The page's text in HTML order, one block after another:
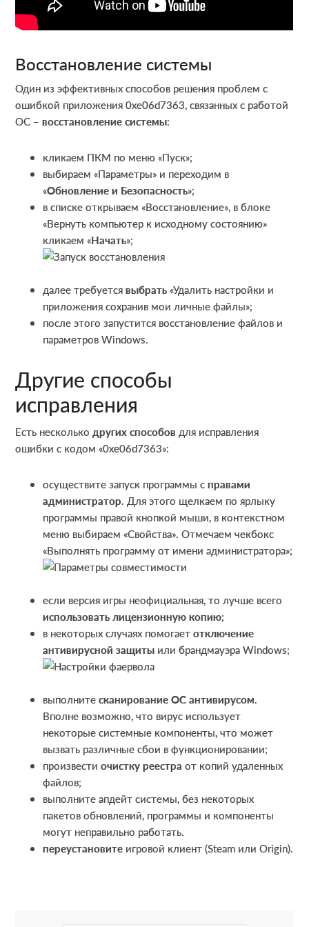
Восстановление системы
Один из эффективных способов решения проблем с
ошибкой приложения 0xe06d7363, связанных с работой
ОС –восстановление системы:
кликаем ПКМ по меню «Пуск»;
выбираем «Параметры» и переходим в
«Обновление и Безопасность»;
в списке открываем «Восстановление», в блоке
«Вернуть компьютер к исходному состоянию»
кликаем «Начать»;
далее требуетсявыбрать«Удалить настройки и
приложения сохранив мои личные файлы»;
после этого запустится восстановление файлов и
параметров Windows.
Другие способы
исправления
Есть несколькодругих способов для исправления
ошибки с кодом «0xe06d7363»:
осуществите запуск программы справами
администратор. Для этого щелкаем по ярлыку
программы правой кнопкой мыши, в контекстном
меню выбираем «Свойства». Отмечаем чекбокс
«Выполнять программу от имени администратора»;
если версия игры неофициальная, то лучше всего
использовать лицензионную копию;
в некоторых случаях помогаетотключение
антивирусной защиты или брандмауэра Windows;
выполнитесканирование ОС антивирусом.
Вполне возможно, что вирус использует
некоторые системные компоненты, что может
вызвать различные сбои в функционировании;
произвестиочистку реестра от копий удаленных
файлов;
выполните апдейт системы, без некоторых
пакетов обновлений, программы и компоненты
могут неправильно работать.
переустановите игровой клиент (Steam или Origin).